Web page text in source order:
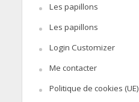
Les papillons
Les papillons
Login Customizer
Me contacter
Politique de cookies (UE)